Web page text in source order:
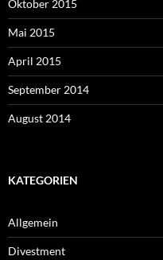
Oktober 2015
Mai 2015
April 2015
September 2014
August 2014
KATEGORIEN
Allgemein
Divestment